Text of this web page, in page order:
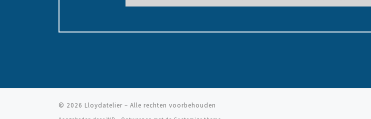
© 2026 Lloydatelier – Alle rechten voorbehouden